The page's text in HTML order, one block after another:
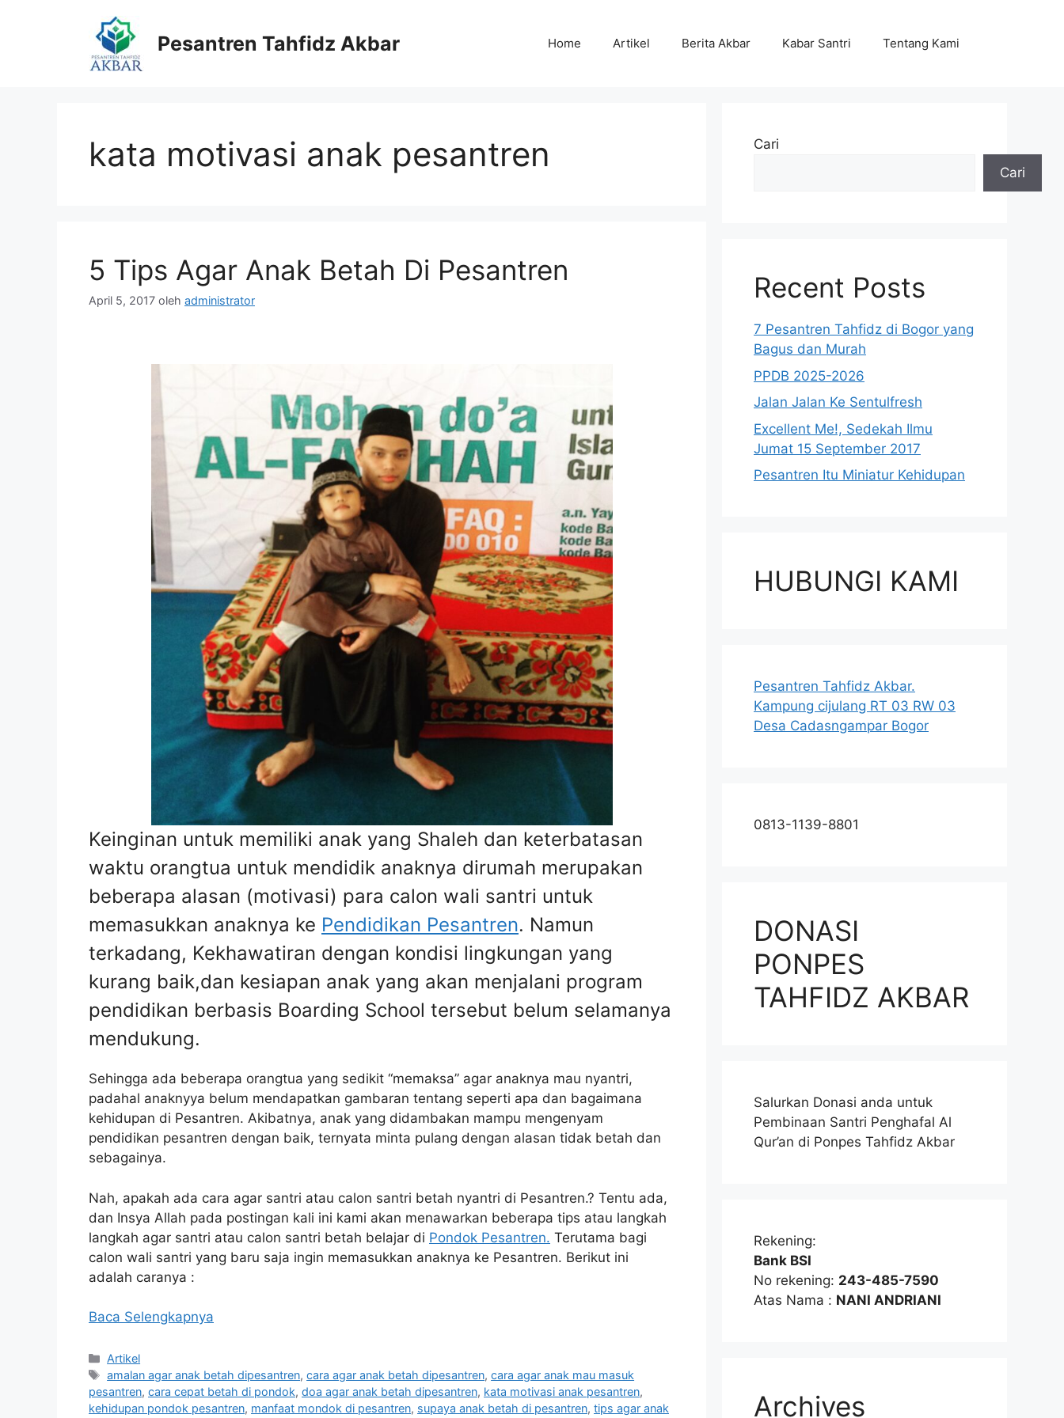
Pesantren Tahfidz Akbar Home Artikel Berita Akbar Kabar Santri Tentang Kami
kata motivasi anak pesantren
5 Tips Agar Anak Betah Di Pesantren
April 5, 2017 oleh administrator
Keinginan untuk memiliki anak yang Shaleh dan keterbatasan
waktu orangtua untuk mendidik anaknya dirumah merupakan
beberapa alasan (motivasi) para calon wali santri untuk
memasukkan anaknya ke Pendidikan Pesantren. Namun
terkadang, Kekhawatiran dengan kondisi lingkungan yang
kurang baik,dan kesiapan anak yang akan menjalani program
pendidikan berbasis Boarding School tersebut belum selamanya
mendukung.
Sehingga ada beberapa orangtua yang sedikit “memaksa” agar anaknya mau nyantri,
padahal anaknyya belum mendapatkan gambaran tentang seperti apa dan bagaimana
kehidupan di Pesantren. Akibatnya, anak yang didambakan mampu mengenyam
pendidikan pesantren dengan baik, ternyata minta pulang dengan alasan tidak betah dan
sebagainya.
Nah, apakah ada cara agar santri atau calon santri betah nyantri di Pesantren.? Tentu ada,
dan Insya Allah pada postingan kali ini kami akan menawarkan beberapa tips atau langkah
langkah agar santri atau calon santri betah belajar di Pondok Pesantren. Terutama bagi
calon wali santri yang baru saja ingin memasukkan anaknya ke Pesantren. Berikut ini
adalah caranya :
Baca Selengkapnya
Kategori
Artikel
Tag
amalan agar anak betah dipesantren,cara agar anak betah dipesantren,cara agar anak mau masuk
pesantren, cara cepat betah di pondok, doa agar anak betah dipesantren, kata motivasi anak pesantren,
kehidupan pondok pesantren, manfaat mondok di pesantren, supaya anak betah di pesantren, tips agar anak
Cari
Cari
Recent Posts
7 Pesantren Tahfidz di Bogor yang
Bagus dan Murah
PPDB 2025-2026
Jalan Jalan Ke Sentulfresh
Excellent Me!, Sedekah Ilmu
Jumat 15 September 2017
Pesantren Itu Miniatur Kehidupan
HUBUNGI KAMI
Pesantren Tahfidz Akbar.
Kampung cijulang RT 03 RW 03
Desa Cadasngampar Bogor
0813-1139-8801
DONASI
PONPES
TAHFIDZ AKBAR
Salurkan Donasi anda untuk
Pembinaan Santri Penghafal Al
Qur’an di Ponpes Tahfidz Akbar
Rekening:
Bank BSI
No rekening: 243-485-7590
Atas Nama : NANI ANDRIANI
Archives